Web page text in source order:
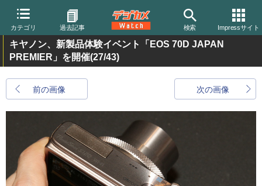
カテゴリ 過去記事 検索 Impressサイト
キヤノン、新製品体験イベント「EOS 70D JAPAN
PREMIER」を開催(27/43)
前の画像 次の画像